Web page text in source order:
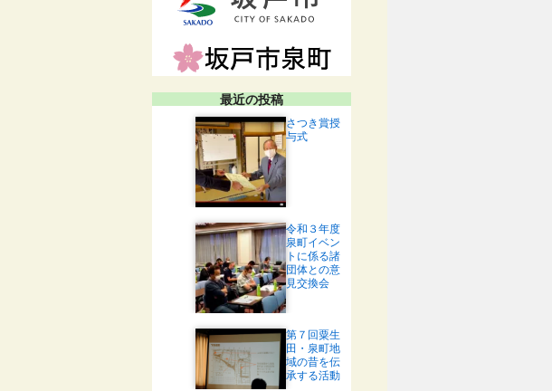
最近の投稿
さつき賞授
与式
令和３年度
泉町イベン
トに係る諸
団体との意
見交換会
第７回粟生
田・泉町地
域の昔を伝
承する活動